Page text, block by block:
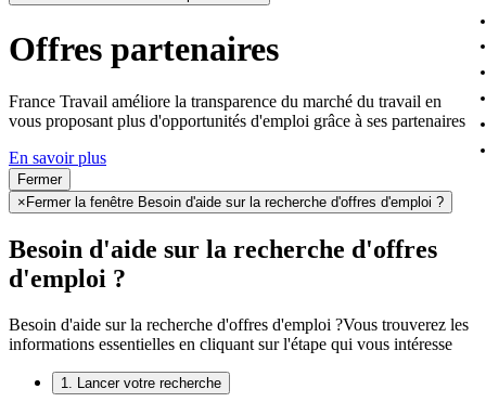
Offres partenaires
France Travail améliore la transparence du marché du travail en
vous proposant plus d'opportunités d'emploi grâce à ses partenaires
En savoir plus
Fermer
× Fermer la fenêtre Besoin d'aide sur la recherche d'offres d'emploi ?
Besoin d'aide sur la recherche d'offres
d'emploi ?
Besoin d'aide sur la recherche d'offres d'emploi ?Vous trouverez les
informations essentielles en cliquant sur l'étape qui vous intéresse
1. Lancer votre recherche